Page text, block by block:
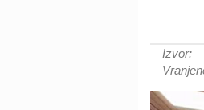
Izvor: